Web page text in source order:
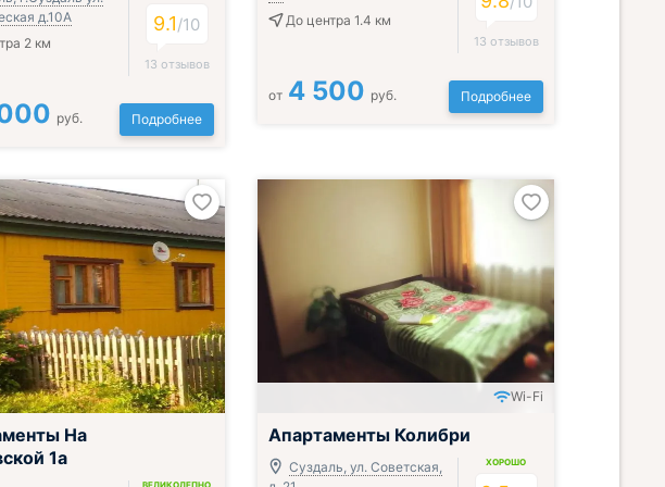
д.10А
2 км
9.1/10
13 отзывов
руб. Подробнее
До центра 1.4 км
13 отзывов
от 4 500 руб. Подробнее
На
1а
Wi-Fi
Апартаменты Колибри
Суздаль, ул. Советская,
ХОРОШО